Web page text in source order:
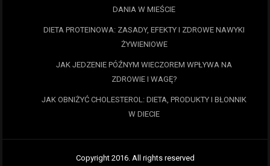
DANIA W MIEŚCIE
DIETA PROTEINOWA: ZASADY, EFEKTY I ZDROWE NAWYKI
ŻYWIENIOWE
JAK JEDZENIE PÓŹNYM WIECZOREM WPŁYWA NA
ZDROWIE I WAGĘ?
JAK OBNIŻYĆ CHOLESTEROL: DIETA, PRODUKTY I BŁONNIK
W DIECIE
Copyright 2016. All rights reserved